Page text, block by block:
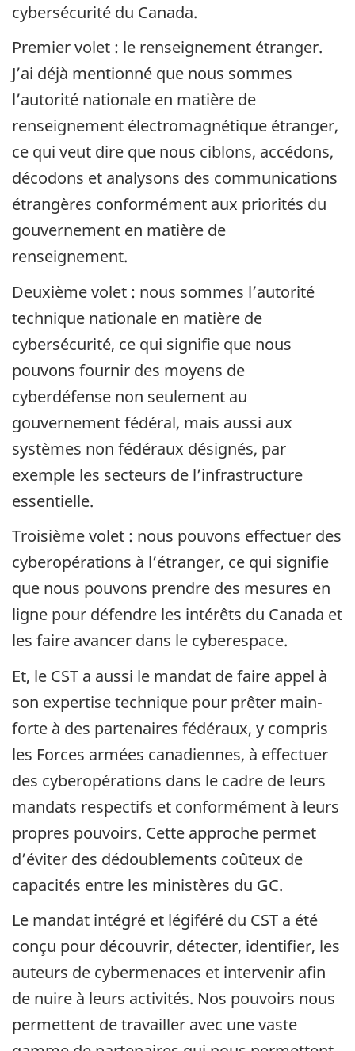
cybersécurité du Canada.
Premier volet : le renseignement étranger.
J’ai déjà mentionné que nous sommes
l’autorité nationale en matière de
renseignement électromagnétique étranger,
ce qui veut dire que nous ciblons, accédons,
décodons et analysons des communications
étrangères conformément aux priorités du
gouvernement en matière de
renseignement.
Deuxième volet : nous sommes l’autorité
technique nationale en matière de
cybersécurité, ce qui signifie que nous
pouvons fournir des moyens de
cyberdéfense non seulement au
gouvernement fédéral, mais aussi aux
systèmes non fédéraux désignés, par
exemple les secteurs de l’infrastructure
essentielle.
Troisième volet : nous pouvons effectuer des
cyberopérations à l’étranger, ce qui signifie
que nous pouvons prendre des mesures en
ligne pour défendre les intérêts du Canada et
les faire avancer dans le cyberespace.
Et, le CST a aussi le mandat de faire appel à
son expertise technique pour prêter main-
forte à des partenaires fédéraux, y compris
les Forces armées canadiennes, à effectuer
des cyberopérations dans le cadre de leurs
mandats respectifs et conformément à leurs
propres pouvoirs. Cette approche permet
d’éviter des dédoublements coûteux de
capacités entre les ministères du GC.
Le mandat intégré et légiféré du CST a été
conçu pour découvrir, détecter, identifier, les
auteurs de cybermenaces et intervenir afin
de nuire à leurs activités. Nos pouvoirs nous
permettent de travailler avec une vaste